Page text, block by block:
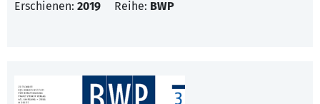
Erschienen: 2019 Reihe: BWP